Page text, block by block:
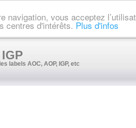
navigation, vous acceptez
centres d'intérêts. Plus d'infos
labels AOC, AOP, IGP, etc